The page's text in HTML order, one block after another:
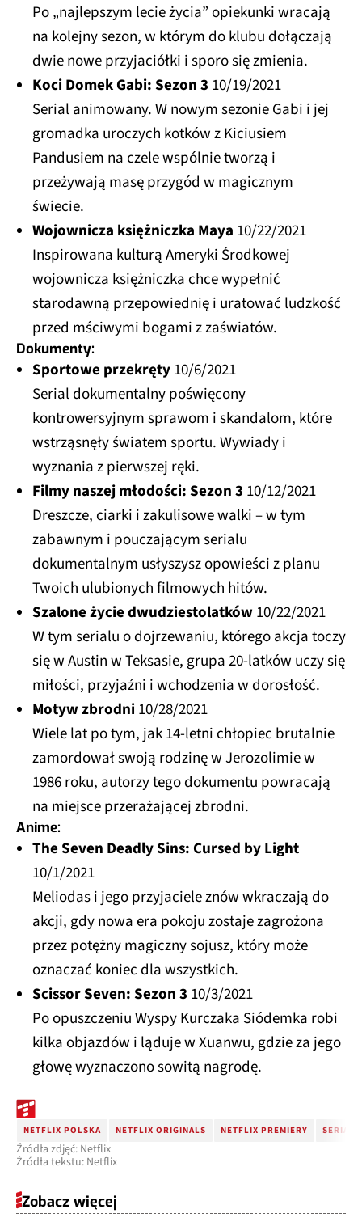
Po „najlepszym lecie życia” opiekunki wracają
na kolejny sezon, w którym do klubu dołączają
dwie nowe przyjaciółki i sporo się zmienia.
Koci Domek Gabi: Sezon 3 10/19/2021
Serial animowany. W nowym sezonie Gabi i jej
gromadka uroczych kotków z Kiciusiem
Pandusiem na czele wspólnie tworzą i
przeżywają masę przygód w magicznym
świecie.
Wojownicza księżniczka Maya 10/22/2021
Inspirowana kulturą Ameryki Środkowej
wojownicza księżniczka chce wypełnić
starodawną przepowiednię i uratować ludzkość
przed mściwymi bogami z zaświatów.
Dokumenty:
Sportowe przekręty10/6/2021
Serial dokumentalny poświęcony
kontrowersyjnym sprawom i skandalom, które
wstrząsnęły światem sportu. Wywiady i
wyznania z pierwszej ręki.
Filmy naszej młodości: Sezon 3 10/12/2021
Dreszcze, ciarki i zakulisowe walki – w tym
zabawnym i pouczającym serialu
dokumentalnym usłyszysz opowieści z planu
Twoich ulubionych filmowych hitów.
Szalone życie dwudziestolatków10/22/2021
W tym serialu o dojrzewaniu, którego akcja toczy
się w Austin w Teksasie, grupa 20-latków uczy się
miłości, przyjaźni i wchodzenia w dorosłość.
Motyw zbrodni10/28/2021
Wiele lat po tym, jak 14-letni chłopiec brutalnie
zamordował swoją rodzinę w Jerozolimie w
1986 roku, autorzy tego dokumentu powracają
na miejsce przerażającej zbrodni.
Anime:
The Seven Deadly Sins: Cursed by Light
10/1/2021
Meliodas i jego przyjaciele znów wkraczają do
akcji, gdy nowa era pokoju zostaje zagrożona
przez potężny magiczny sojusz, który może
oznaczać koniec dla wszystkich.
Scissor Seven: Sezon 3 10/3/2021
Po opuszczeniu Wyspy Kurczaka Siódemka robi
kilka objazdów i ląduje w Xuanwu, gdzie za jego
głowę wyznaczono sowitą nagrodę.
NETFLIX POLSKA NETFLIX ORIGINALS NETFLIX PREMIERY
Źródła zdjęć: Netflix
Źródła tekstu: Netflix
Zobacz więcej